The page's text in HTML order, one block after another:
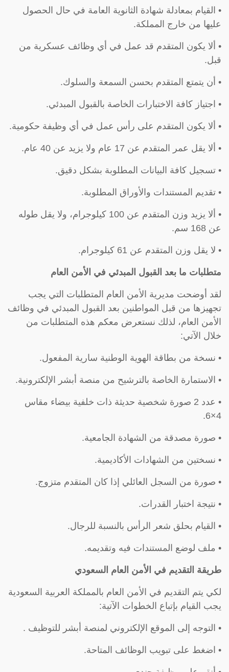
• القيام بمعادلة شهادة الثانوية العامة في حال الحصول
عليها من خارج المملكة.
• ألا يكون المتقدم قد عمل في أي وظائف عسكرية من
قبل.
• أن يتمتع المتقدم بحسن السمعة والسلوك.
• اجتياز كافة الاختبارات الخاصة بالقبول المبدئي.
• ألا يكون المتقدم على رأس عمل في أي وظيفة حكومية.
• ألا يقل عمر المتقدم عن 17 عام ولا يزيد عن 40 عام.
• تسجيل كافة البيانات المطلوبة بشكل دقيق.
• تقديم المستندات والأوراق المطلوبة.
• ألا يزيد وزن المتقدم عن 100 كيلوجرام، ولا يقل طوله
عن 168 سم.
• لا يقل وزن المتقدم عن 61 كيلوجرام.
متطلبات ما بعد القبول المبدئي في الأمن العام
لقد أوضحت مديرية الأمن العام المتطلبات التي يجب
تجهيزها من قبل المواطنين بعد القبول المبدئي في وظائف
الأمن العام، لذلك نستعرض معكم هذه المتطلبات من
خلال الآتي:
• نسخة من بطاقة الهوية الوطنية سارية المفعول.
• الاستمارة الخاصة بالترشيح من منصة أبشر الإلكترونية.
• عدد 2 صورة شخصية حديثة ذات خلفية بيضاء مقاس
4×6.
• صورة مصدقة من الشهادة الجامعية.
• نسختين من الشهادات الأكاديمية.
• صورة من السجل العائلي إذا كان المتقدم متزوج.
• نتيجة اختبار القدرات.
• القيام بحلق شعر الرأس بالنسبة للرجال.
• ملف لوضع المستندات فيه وتقديمه.
طريقة التقديم في الأمن العام السعودي
لكي يتم التقديم في الأمن العام بالمملكة العربية السعودية
يجب القيام بإتباع الخطوات الآتية:
• التوجه إلى الموقع الإلكتروني لمنصة أبشر للتوظيف .
• اضغط على تبويب الوظائف المتاحة.